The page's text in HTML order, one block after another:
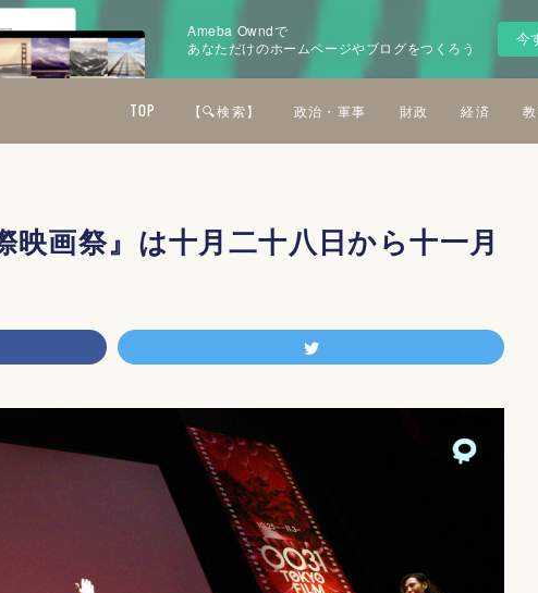
Ameba Owndで
あなただけのホームページやブログをつくろう
今
TOP 【🔍検索】 政治・軍事 財政 経済
映画祭』は十月二十八日から十一月